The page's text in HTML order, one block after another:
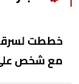
خططت
مع شخص على